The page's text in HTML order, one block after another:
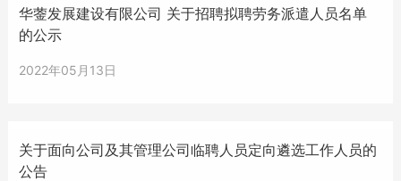
华蓥发展建设有限公司 关于招聘拟聘劳务派遣人员名单
的公示
2022年05月13日
关于面向公司及其管理公司临聘人员定向遴选工作人员的
公告